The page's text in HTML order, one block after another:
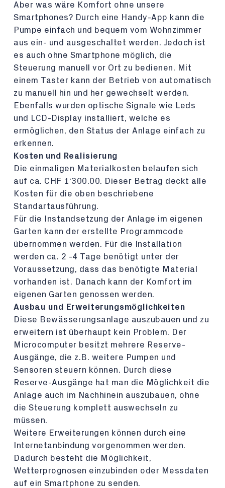
Aber was wäre Komfort ohne unsere
Smartphones? Durch eine Handy-App kann die
Pumpe einfach und bequem vom Wohnzimmer
aus ein- und ausgeschaltet werden. Jedoch ist
es auch ohne Smartphone möglich, die
Steuerung manuell vor Ort zu bedienen. Mit
einem Taster kann der Betrieb von automatisch
zu manuell hin und her gewechselt werden.
Ebenfalls wurden optische Signale wie Leds
und LCD-Display installiert, welche es
ermöglichen, den Status der Anlage einfach zu
erkennen.
Kosten und Realisierung
Die einmaligen Materialkosten belaufen sich
auf ca. CHF 1‘300.00. Dieser Betrag deckt alle
Kosten für die oben beschriebene
Standartausführung.
Für die Instandsetzung der Anlage im eigenen
Garten kann der erstellte Programmcode
übernommen werden. Für die Installation
werden ca. 2 -4 Tage benötigt unter der
Voraussetzung, dass das benötigte Material
vorhanden ist. Danach kann der Komfort im
eigenen Garten genossen werden.
Ausbau und Erweiterungsmöglichkeiten
Diese Bewässerungsanlage auszubauen und zu
erweitern ist überhaupt kein Problem. Der
Microcomputer besitzt mehrere Reserve-
Ausgänge, die z.B. weitere Pumpen und
Sensoren steuern können. Durch diese
Reserve-Ausgänge hat man die Möglichkeit die
Anlage auch im Nachhinein auszubauen, ohne
die Steuerung komplett auswechseln zu
müssen.
Weitere Erweiterungen können durch eine
Internetanbindung vorgenommen werden.
Dadurch besteht die Möglichkeit,
Wetterprognosen einzubinden oder Messdaten
auf ein Smartphone zu senden.